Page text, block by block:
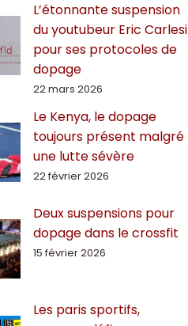
L’étonnante suspension
du youtubeur Eric Carlesi
pour ses protocoles de
dopage
22 mars 2026
Le Kenya, le dopage
toujours présent malgré
une lutte sévère
22 février 2026
Deux suspensions pour
dopage dans le crossfit
15 février 2026
Les paris sportifs,